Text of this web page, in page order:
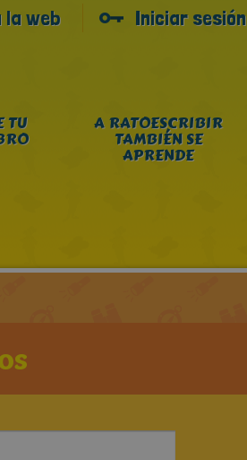
la web Iniciar sesión
TU A RATOESCRIBIR
TAMBIÉN SE
APRENDE